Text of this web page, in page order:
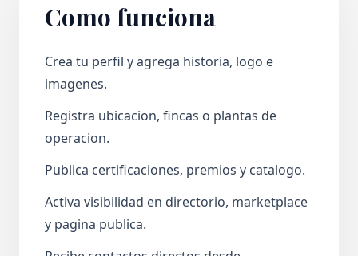
Como funciona
Crea tu perfil y agrega historia, logo e
imagenes.
Registra ubicacion, fincas o plantas de
operacion.
Publica certificaciones, premios y catalogo.
Activa visibilidad en directorio, marketplace
y pagina publica.